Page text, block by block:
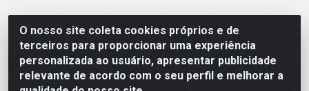
O nosso site coleta cookies próprios e de
terceiros para proporcionar uma experiência
personalizada ao usuário, apresentar publicidade
relevante de acordo com o seu perfil e melhorar a
MR Distribuidora - Rua Hortêncio Ribeiro de Luna, 3777 -
Distrito Industrial, João Pessoa/PB - CEP 58081-400 -
CNPJ 35.428.312/0001-85